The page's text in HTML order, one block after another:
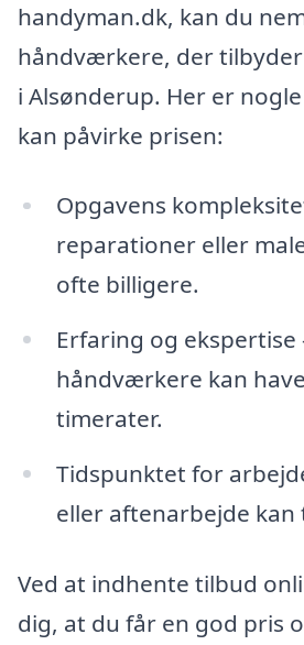
handyman.dk, kan du
håndværkere, der
i Alsønderup. Her er
kan påvirke prisen:
Opgavens
reparationer eller
ofte billigere.
Erfaring og
håndværkere kan
timerater.
Tidspunktet for
eller aftenarbejde kan
Ved at indhente tilbud
dig, at du får en god pris